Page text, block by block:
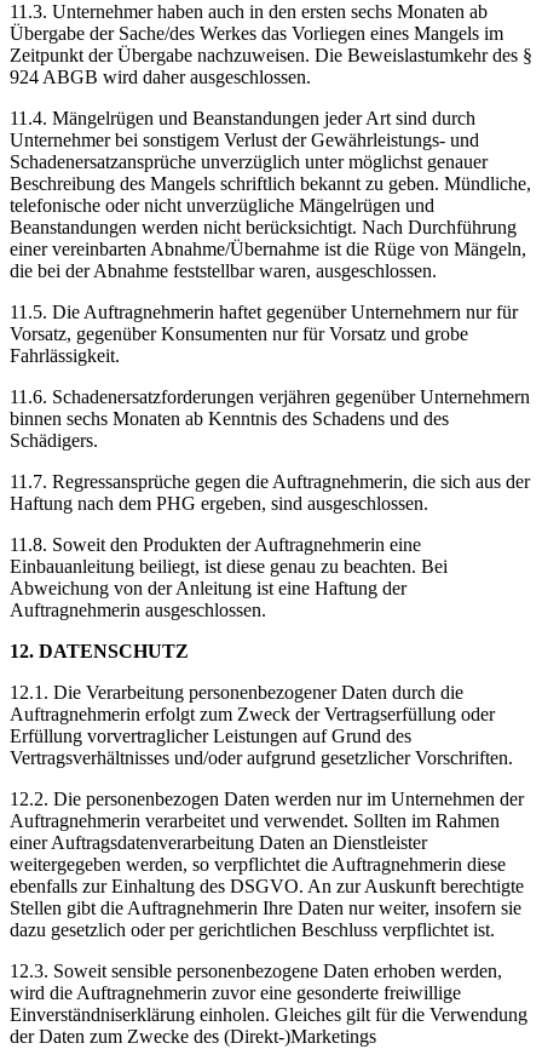
11.3. Unternehmer haben auch in den ersten sechs Monaten ab
Übergabe der Sache/des Werkes das Vorliegen eines Mangels im
Zeitpunkt der Übergabe nachzuweisen. Die Beweislastumkehr des §
924 ABGB wird daher ausgeschlossen.
11.4. Mängelrügen und Beanstandungen jeder Art sind durch
Unternehmer bei sonstigem Verlust der Gewährleistungs- und
Schadenersatzansprüche unverzüglich unter möglichst genauer
Beschreibung des Mangels schriftlich bekannt zu geben. Mündliche,
telefonische oder nicht unverzügliche Mängelrügen und
Beanstandungen werden nicht berücksichtigt. Nach Durchführung
einer vereinbarten Abnahme/Übernahme ist die Rüge von Mängeln,
die bei der Abnahme feststellbar waren, ausgeschlossen.
11.5. Die Auftragnehmerin haftet gegenüber Unternehmern nur für
Vorsatz, gegenüber Konsumenten nur für Vorsatz und grobe
Fahrlässigkeit.
11.6. Schadenersatzforderungen verjähren gegenüber Unternehmern
binnen sechs Monaten ab Kenntnis des Schadens und des
Schädigers.
11.7. Regressansprüche gegen die Auftragnehmerin, die sich aus der
Haftung nach dem PHG ergeben, sind ausgeschlossen.
11.8. Soweit den Produkten der Auftragnehmerin eine
Einbauanleitung beiliegt, ist diese genau zu beachten. Bei
Abweichung von der Anleitung ist eine Haftung der
Auftragnehmerin ausgeschlossen.
12. DATENSCHUTZ
12.1. Die Verarbeitung personenbezogener Daten durch die
Auftragnehmerin erfolgt zum Zweck der Vertragserfüllung oder
Erfüllung vorvertraglicher Leistungen auf Grund des
Vertragsverhältnisses und/oder aufgrund gesetzlicher Vorschriften.
12.2. Die personenbezogen Daten werden nur im Unternehmen der
Auftragnehmerin verarbeitet und verwendet. Sollten im Rahmen
einer Auftragsdatenverarbeitung Daten an Dienstleister
weitergegeben werden, so verpflichtet die Auftragnehmerin diese
ebenfalls zur Einhaltung des DSGVO. An zur Auskunft berechtigte
Stellen gibt die Auftragnehmerin Ihre Daten nur weiter, insofern sie
dazu gesetzlich oder per gerichtlichen Beschluss verpflichtet ist.
12.3. Soweit sensible personenbezogene Daten erhoben werden,
wird die Auftragnehmerin zuvor eine gesonderte freiwillige
Einverständniserklärung einholen. Gleiches gilt für die Verwendung
der Daten zum Zwecke des (Direkt-)Marketings